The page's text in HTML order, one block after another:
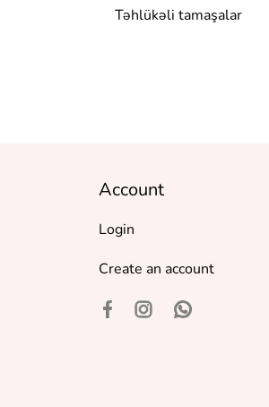
Təhlükəli tamaşalar
Account
Login
Create an account